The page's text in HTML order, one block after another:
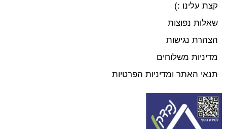
קצת עלינו :)
שאלות נפוצות
הצהרת נגישות
מדיניות משלוחים
תנאי האתר ומדיניות הפרטיות